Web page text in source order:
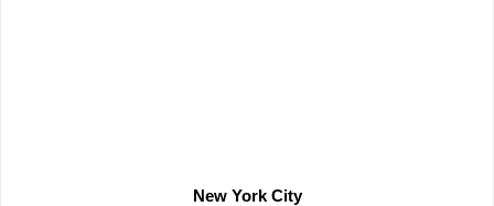
New York City